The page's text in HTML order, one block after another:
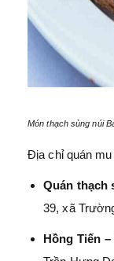
Món thạch sùng núi
Địa chỉ quán
Quán thạch
39, xã
Hồng Tiến